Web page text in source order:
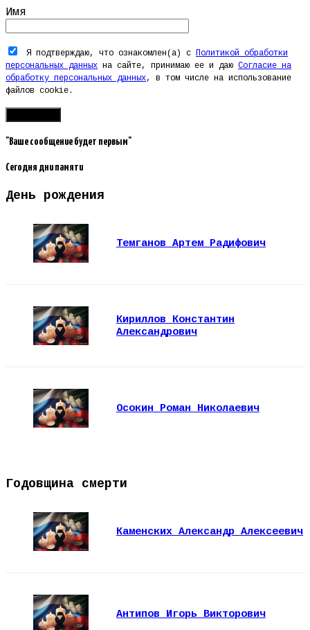
Имя
Я подтверждаю, что ознакомлен(а) с
Политикой обработки
персональных данных на сайте, принимаю ее и даю Согласие на
обработку персональных данных, в том числе на использование
файлов cookie.
"Ваше сообщение будет первым"
Сегодня дни памяти
День рождения
Темганов Артем Радифович
Кириллов Константин
Александрович
Осокин Роман Николаевич
Годовщина смерти
Каменских Александр Алексеевич
Антипов Игорь Викторович